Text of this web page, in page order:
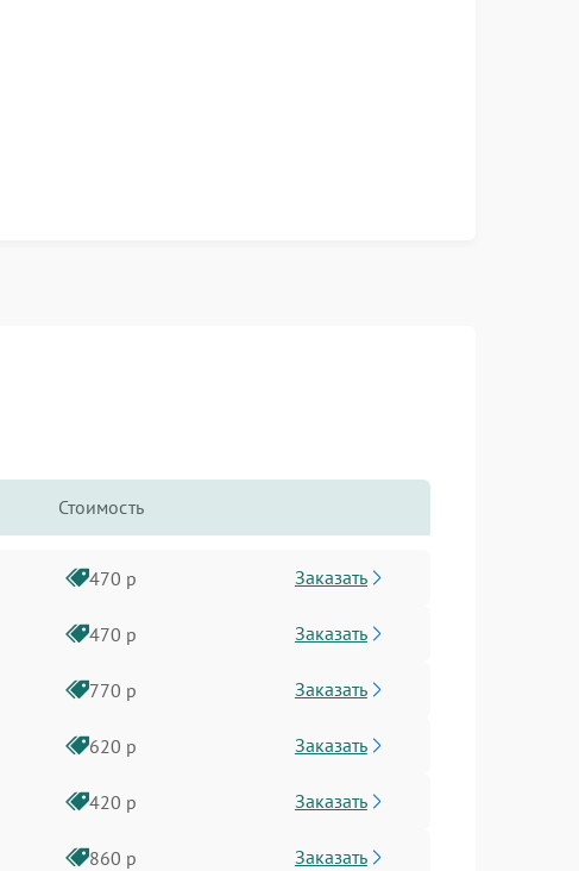
Стоимость
470 р Заказать
470 р Заказать
770 р Заказать
620 р Заказать
420 р Заказать
860 р Заказать